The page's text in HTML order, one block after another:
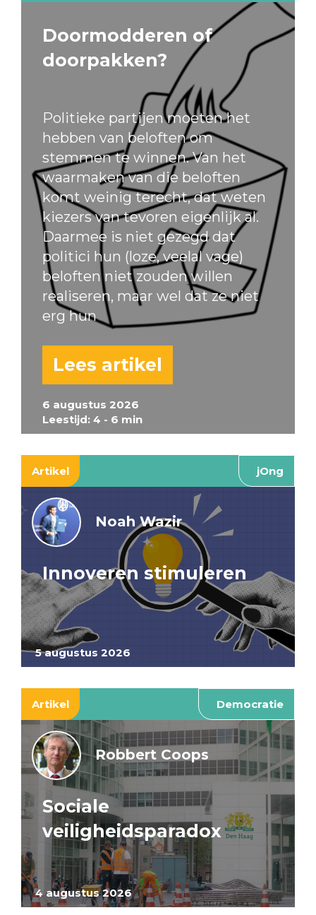
6 augustus 2026
Leestijd: 4 - 6 min
Doormodderen of
doorpakken?
Politieke partijen moeten het
hebben van beloften om
stemmen te winnen. Van het
waarmaken van die beloften
komt weinig terecht, dat weten
kiezers van tevoren eigenlijk al.
Daarmee is niet gezegd dat
politici hun (loze, veelal vage)
beloften niet zouden willen
realiseren, maar wel dat ze niet
erg hun
Lees artikel
Artikel jOng
5 augustus 2026
Noah Wazir
Innoveren stimuleren
Artikel Democratie
4 augustus 2026
Robbert Coops
Sociale
veiligheidsparadox